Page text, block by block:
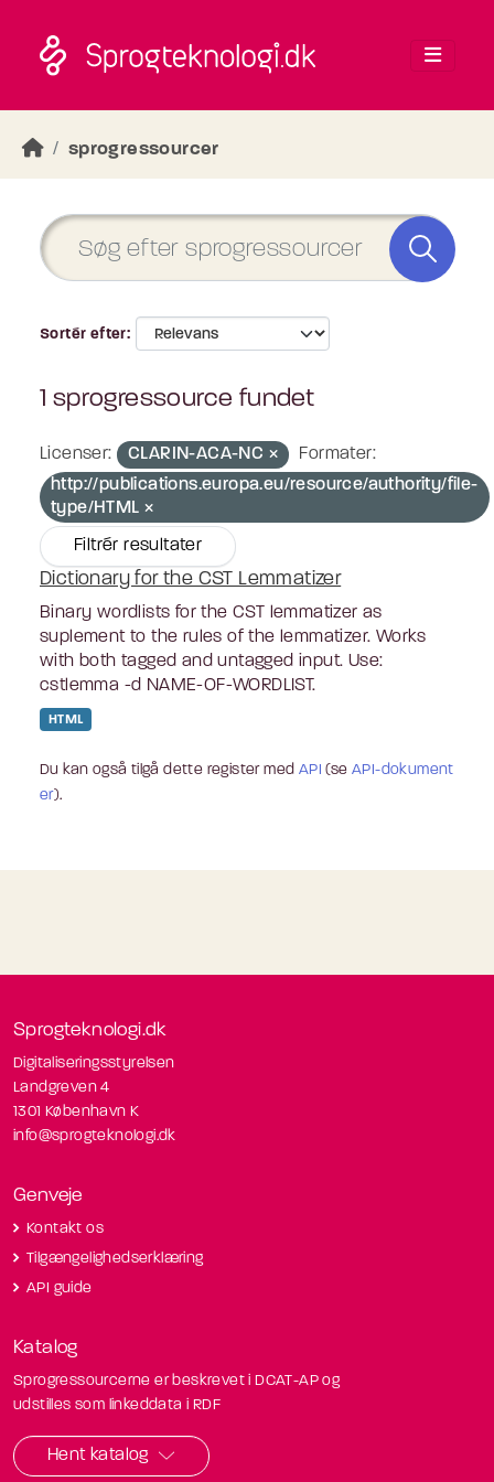
sprogressourcer
Sortér efter
1 sprogressource fundet
Licenser: CLARIN-ACA-NC
Formater:
http://publications.europa.eu/resource/authority/file-
type/HTML
Filtrér resultater
Dictionary for the CST Lemmatizer
Binary wordlists for the CST lemmatizer as
suplement to the rules of the lemmatizer. Works
with both tagged and untagged input. Use:
cstlemma -d NAME-OF-WORDLIST.
HTML
Du kan også tilgå dette register med API (seAPI-dokument
er).
Sprogteknologi.dk
Digitaliseringsstyrelsen
Landgreven 4
1301 København K
info@sprogteknologi.dk
Genveje
Kontakt os
Tilgængelighedserklæring
API guide
Katalog
Sprogressourcerne er beskrevet i DCAT-AP og
udstilles som linkeddata i RDF
Hent katalog